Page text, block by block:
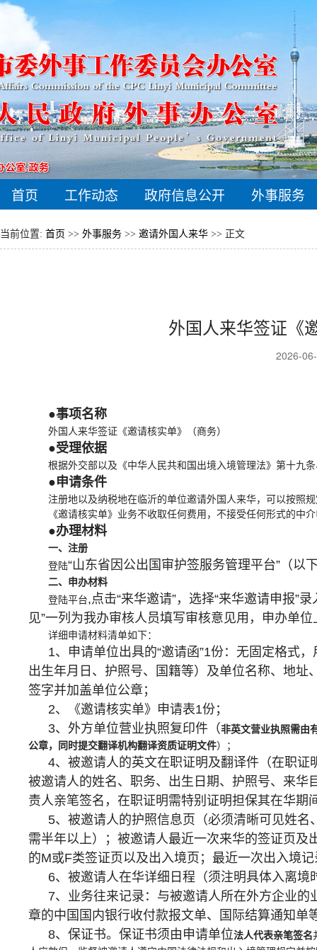
首页 工作动态 政府信息公开 外事服务
当前位置: 首页 >> 外事服务 >> 邀请外国人来华 >> 正文
外国人来华签证《
2026-
●事项名称
外国人来华签证《邀请核实单》（商务）
●受理依据
根据外交部以及《中华人民共和国出境入境管理法》第十九
●申请条件
注册地以及纳税地在临沂的单位邀请外国人来华，可以按照
《邀请核实单》业务不收取任何费用，不接受任何形式的中
●办理材料
一、注册
登陆“山东省因公出国审护签服务管理平台”（以
二、申办材料
登陆平台,点击“来华邀请”，选择“来华邀请申报”
见”一列为我办审核人员填写审核意见用，申办单
详细申请材料清单如下：
1、申请单位出具的“邀请函”1份：无固定格式
出生年月日、护照号、国籍等）及单位名称、地
签字并加盖单位公章；
2、《邀请核实单》申请表1份；
3、外方单位营业执照复印件（非英文营业执照需由
公章，同时提交翻译机构翻译资质证明文件）；
4、被邀请人的英文在职证明及翻译件（在职
被邀请人的姓名、职务、出生日期、护照号、来
责人亲笔签名，在职证明需特别证明担保其在华期
5、被邀请人的护照信息页（必须清晰可见姓
需半年以上）；被邀请人最近一次来华的签证页
的M或F类签证页以及出入境页；最近一次出入境
6、被邀请人在华详细日程（须注明具体入离
7、业务往来记录：与被邀请人所在外方企业
章的中国国内银行收付款报文单、国际结算通知单
8、保证书。保证书须由申请单位法人代表亲笔签名